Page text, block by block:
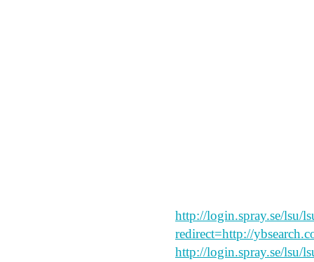
http://login.spray.se/lsu/
redirect=http://
http://login.spray.se/lsu/